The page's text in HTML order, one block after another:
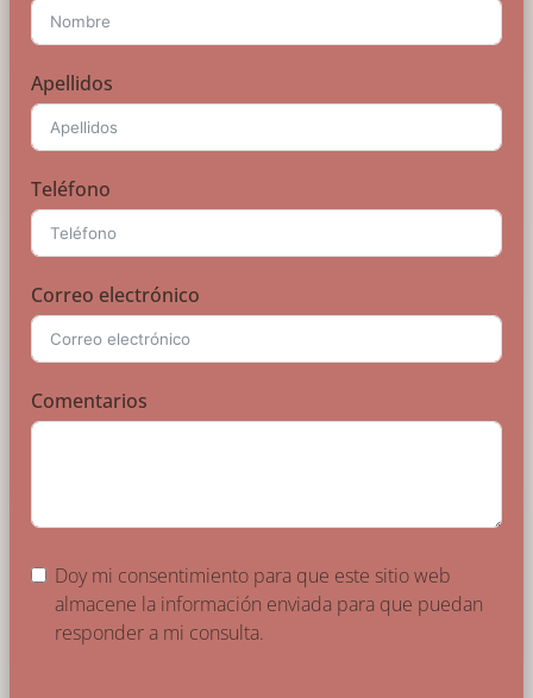
Apellidos
Teléfono
Correo electrónico
Comentarios
Doy mi consentimiento para que este sitio web
almacene la información enviada para que puedan
responder a mi consulta.